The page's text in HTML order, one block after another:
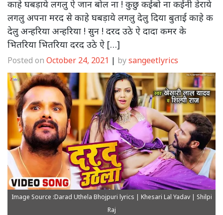
काहे घबड़ाये लगलु ऐ जान बोल ना ! कुछु कईबो ना कईनी डेराये
लगलु अपना मरद से काहे घबड़ाये लगलु देलु दिया बुताई काहे क
देलु अन्हरिया अन्हरिया ! सुन ! दरद उठे ऐ दादा कमर के
भितरिया भितरिया दरद उठे ऐ […]
Posted on October 24, 2021 | bysangeetlyrics
Image Source :Darad Uthela Bhojpuri lyrics | Khesari Lal Yadav | Shilpi
Raj